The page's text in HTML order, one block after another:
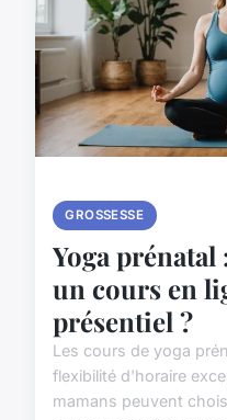
GROSSESSE
Yoga
un cours en
présentiel ?
Les cours de yoga
flexibilité d'horaire
mamans peuvent